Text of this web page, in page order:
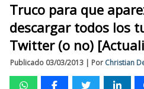
Truco para que
descargar todos los
Twitter (o no)
Publicado 03/03/2013 | Por Christian